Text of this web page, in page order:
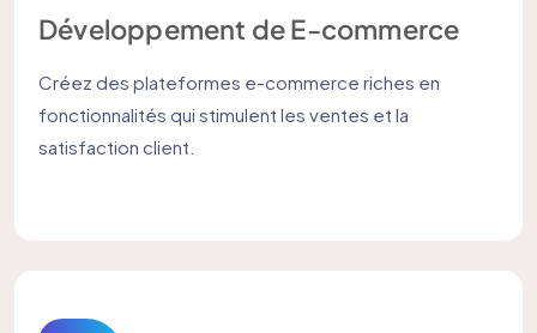
Développement de E-commerce
Créez des plateformes e-commerce riches en
fonctionnalités qui stimulent les ventes et la
satisfaction client.